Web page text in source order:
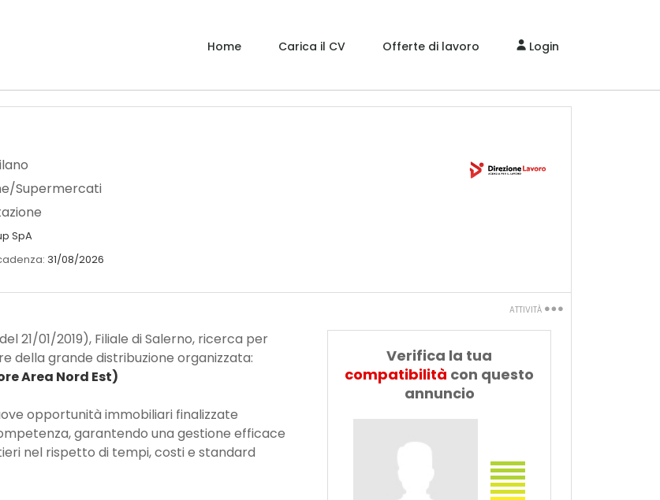
Home Carica il CV Offerte di lavoro Login
Supermercati
SpA
31/08/2026
ATTIVITÀ
Dillo a un
amico
Verifica la tua
compatibilità con questo
annuncio
21/01/2019), Filiale di Salerno, ricerca per
della grande distribuzione organizzata:
Area Nord Est)
opportunità immobiliari finalizzate
garantendo una gestione efficace
nel rispetto di tempi, costi e standard